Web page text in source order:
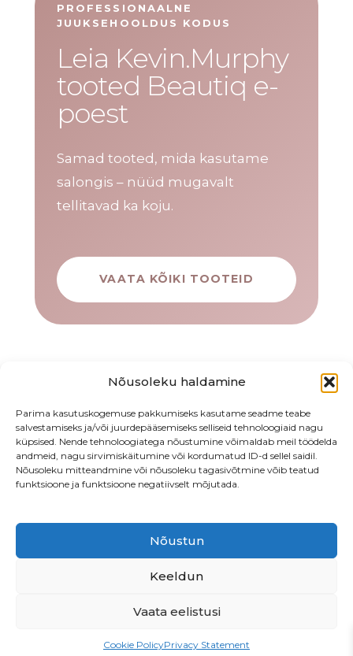
Nõusoleku haldamine
Parima kasutuskogemuse pakkumiseks kasutame seadme teabe
salvestamiseks ja/või juurdepääsemiseks selliseid tehnoloogiaid nagu
küpsised. Nende tehnoloogiatega nõustumine võimaldab meil töödelda
andmeid, nagu sirvimiskäitumine või kordumatud ID-d sellel saidil.
Nõusoleku mitteandmine või nõusoleku tagasivõtmine võib teatud
funktsioone ja funktsioone negatiivselt mõjutada.
Nõustun
Keeldun
Vaata eelistusi
Cookie PolicyPrivacy Statement
PROFESSIONAALNE
JUUKSEHOOLDUS KODUS
Leia Kevin.Murphy
tooted Beautiq e-
poest
Samad tooted, mida kasutame
salongis – nüüd mugavalt
tellitavad ka koju.
VAATA KÕIKI TOOTEID
EE547700771003878513
MÜÜGITINGIMUSED
TÖÖPAKKUMINE! ETTEPANEKUD